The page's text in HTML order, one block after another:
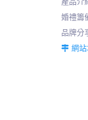
婚禮籌
品牌分
網